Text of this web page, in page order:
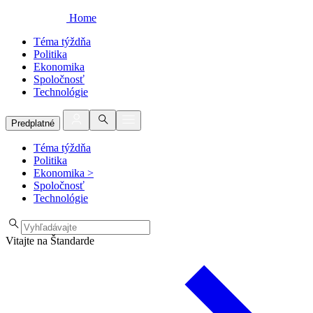
Home
Téma týždňa
Politika
Ekonomika
Spoločnosť
Technológie
Predplatné
Téma týždňa
Politika
Ekonomika >
Spoločnosť
Technológie
Vitajte na Štandarde